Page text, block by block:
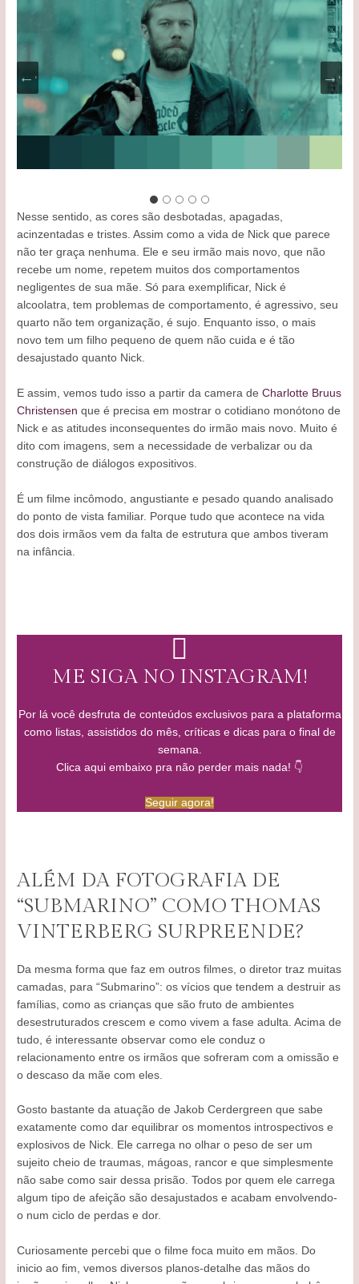
Nesse sentido, as cores são desbotadas, apagadas,
acinzentadas e tristes. Assim como a vida de Nick que parece
não ter graça nenhuma. Ele e seu irmão mais novo, que não
recebe um nome, repetem muitos dos comportamentos
negligentes de sua mãe. Só para exemplificar, Nick é
alcoolatra, tem problemas de comportamento, é agressivo, seu
quarto não tem organização, é sujo. Enquanto isso, o mais
novo tem um filho pequeno de quem não cuida e é tão
desajustado quanto Nick.
E assim, vemos tudo isso a partir da camera deCharlotte Bruus
Christensen que é precisa em mostrar o cotidiano monótono de
Nick e as atitudes inconsequentes do irmão mais novo. Muito é
dito com imagens, sem a necessidade de verbalizar ou da
construção de diálogos expositivos.
É um filme incômodo, angustiante e pesado quando analisado
do ponto de vista familiar. Porque tudo que acontece na vida
dos dois irmãos vem da falta de estrutura que ambos tiveram
na infância.
ME SIGA NO INSTAGRAM!
Por lá você desfruta de conteúdos exclusivos para a plataforma
como listas, assistidos do mês, críticas e dicas para o final de
semana.
Clica aqui embaixo pra não perder mais nada! 👇
Seguir agora!
ALÉM DA FOTOGRAFIA DE
“SUBMARINO” COMO THOMAS
VINTERBERG SURPREENDE?
Da mesma forma que faz em outros filmes, o diretor traz muitas
camadas, para “Submarino”: os vícios que tendem a destruir as
famílias, como as crianças que são fruto de ambientes
desestruturados crescem e como vivem a fase adulta. Acima de
tudo, é interessante observar como ele conduz o
relacionamento entre os irmãos que sofreram com a omissão e
o descaso da mãe com eles.
Gosto bastante da atuação de Jakob Cerdergreen que sabe
exatamente como dar equilibrar os momentos introspectivos e
explosivos de Nick. Ele carrega no olhar o peso de ser um
sujeito cheio de traumas, mágoas, rancor e que simplesmente
não sabe como sair dessa prisão. Todos por quem ele carrega
algum tipo de afeição são desajustados e acabam envolvendo-
o num ciclo de perdas e dor.
Curiosamente percebi que o filme foca muito em mãos. Do
inicio ao fim, vemos diversos planos-detalhe das mãos do